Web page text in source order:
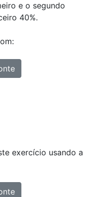
e o segundo
40%.
exercício usando a